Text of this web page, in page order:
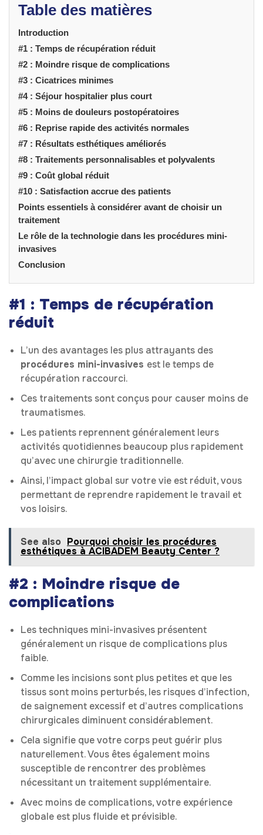
Table des matières
Introduction
#1 : Temps de récupération réduit
#2 : Moindre risque de complications
#3 : Cicatrices minimes
#4 : Séjour hospitalier plus court
#5 : Moins de douleurs postopératoires
#6 : Reprise rapide des activités normales
#7 : Résultats esthétiques améliorés
#8 : Traitements personnalisables et polyvalents
#9 : Coût global réduit
#10 : Satisfaction accrue des patients
Points essentiels à considérer avant de choisir un
traitement
Le rôle de la technologie dans les procédures mini-
invasives
Conclusion
#1 : Temps de récupération
réduit
L’un des avantages les plus attrayants des
procédures mini-invasives est le temps de
récupération raccourci.
Ces traitements sont conçus pour causer moins de
traumatismes.
Les patients reprennent généralement leurs
activités quotidiennes beaucoup plus rapidement
qu’avec une chirurgie traditionnelle.
Ainsi, l’impact global sur votre vie est réduit, vous
permettant de reprendre rapidement le travail et
vos loisirs.
See also Pourquoi choisir les procédures
esthétiques à ACIBADEM Beauty Center ?
#2 : Moindre risque de
complications
Les techniques mini-invasives présentent
généralement un risque de complications plus
faible.
Comme les incisions sont plus petites et que les
tissus sont moins perturbés, les risques d’infection,
de saignement excessif et d’autres complications
chirurgicales diminuent considérablement.
Cela signifie que votre corps peut guérir plus
naturellement. Vous êtes également moins
susceptible de rencontrer des problèmes
nécessitant un traitement supplémentaire.
Avec moins de complications, votre expérience
globale est plus fluide et prévisible.